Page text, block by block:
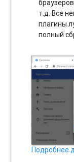
т.д. Все
плагины
полный
Подробнее